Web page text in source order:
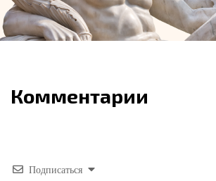
Комментарии
Подписаться